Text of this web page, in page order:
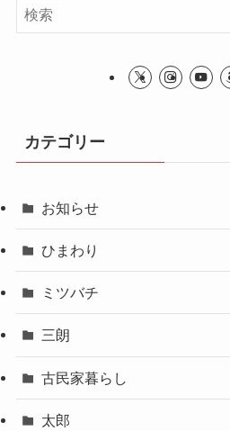
カテゴリー
お知らせ
ひまわり
ミツバチ
三朗
古民家暮らし
太郎